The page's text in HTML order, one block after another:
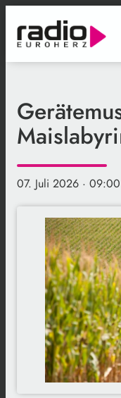
07. Juli 2026 ·